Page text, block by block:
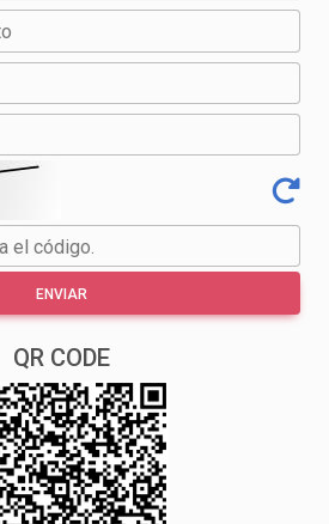
el código.
ENVIAR
QR CODE